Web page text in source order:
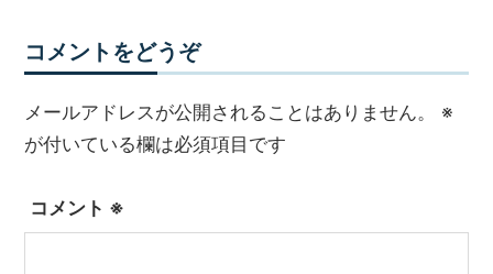
コメントをどうぞ
メールアドレスが公開されることはありません。
※
が付いている欄は必須項目です
コメント ※